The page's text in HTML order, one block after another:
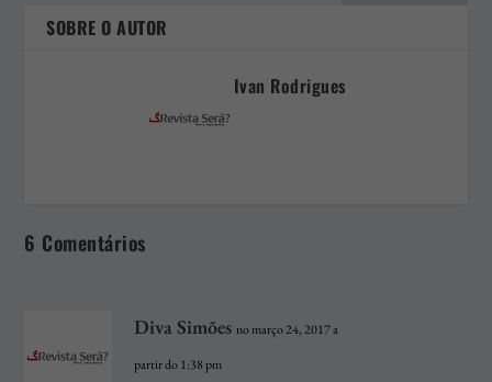
SOBRE O AUTOR
Ivan Rodrigues
6 Comentários
Diva Simões no março 24, 2017 a
partir do 1:38 pm